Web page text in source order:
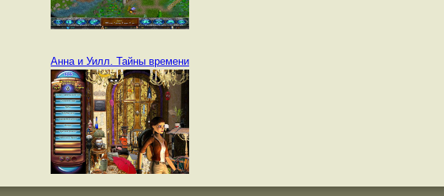
Анна и Уилл. Тайны времени